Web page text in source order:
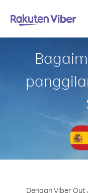
Dengan Viber